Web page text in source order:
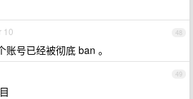
48
10
账号已经被彻底 ban 。
49